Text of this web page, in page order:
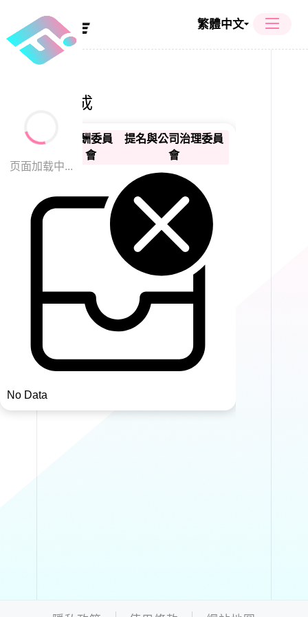
页面加载中...
繁體中文
委員會組成
審計委員
薪酬委員
會
提名與公司治理委員
會
No Data